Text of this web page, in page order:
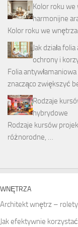
Kolor roku we
harmonijne
Kolor roku we
Jak działa
ochrony i
Folia
znacząco zwiększyć
Rodzaje
hybrydowe
Rodzaje kursów
różnorodne, …
WNĘTRZA
Architekt wnętrz –
Jak efektywnie